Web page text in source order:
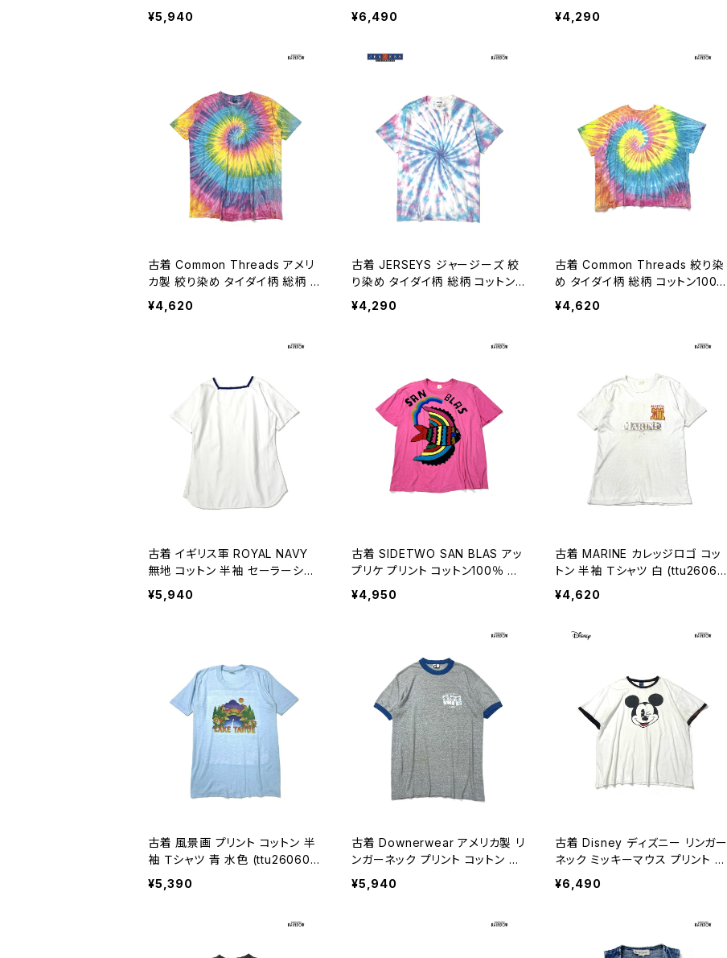
半袖 Ｔシャツ 白 (ttu2606080)
¥5,940
柄 ワンポイント刺繍 コットン 半袖
100％ Ｔシャツ 青 オレンジ (ttu2
¥6,490
100％ 半袖 Ｔシャツ ピンク (ttu2
606063)
¥4,290
古着 Common Threads アメリ
カ製 絞り染め タイダイ柄 総柄 コ
ットン100％ 半袖 Ｔシャツ カラフ
ル (ttu2606062)
¥4,620
古着 JERSEYS ジャージーズ 絞
り染め タイダイ柄 総柄 コットン1
00％ 半袖 Ｔシャツ 青 水色 (ttu2
606060)
¥4,290
古着 Common Threads 絞り染
め タイダイ柄 総柄 コットン100％
半袖 Ｔシャツ カラフル (ttu2606
061)
¥4,620
古着 イギリス軍 ROYAL NAVY
無地 コットン 半袖 セーラーシャ
ツ トップス プルオーバー 白 (ttu2
606116)
¥5,940
古着 SIDETWO SAN BLAS アッ
プリケ プリント コットン100％ 半
袖 Ｔシャツ ピンク (ttu260605
¥4,950
古着 MARINE カレッジロゴ コッ
トン 半袖 Ｔシャツ 白 (ttu26060
83)
¥4,620
古着 風景画 プリント コットン 半
袖 Ｔシャツ 青 水色 (ttu260605
0)
¥5,390
古着 Downerwear アメリカ製 リ
ンガーネック プリント コットン 半
袖 Ｔシャツ グレー (ttu260604
¥5,940
古着 Disney ディズニー リンガー
ネック ミッキーマウス プリント コ
ットン100％ 半袖 Ｔシャツ 白 (ttu
2606051)
¥6,490